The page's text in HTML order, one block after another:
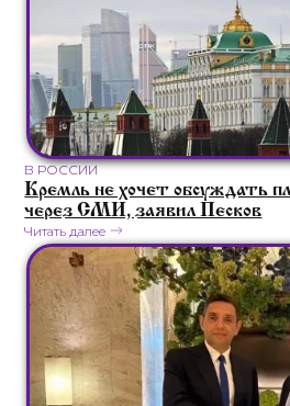
В РОССИИ
Кремль не хочет обсуждать
через СМИ, заявил Песков
Читать далее